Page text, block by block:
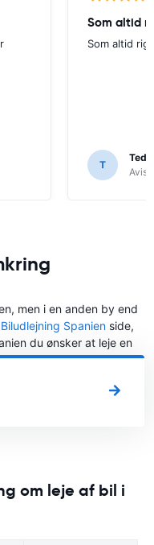
Som altid
Som altid
T
Avis
men i en anden by end
Biludlejning Spanien side,
du ønsker at leje en
om leje af bil i